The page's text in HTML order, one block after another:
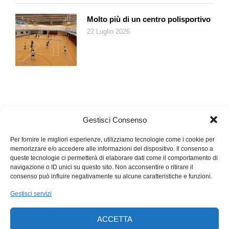
Gestisci Consenso
Per fornire le migliori esperienze, utilizziamo tecnologie come i cookie per
memorizzare e/o accedere alle informazioni del dispositivo. Il consenso a
queste tecnologie ci permetterà di elaborare dati come il comportamento di
navigazione o ID unici su questo sito. Non acconsentire o ritirare il
consenso può influire negativamente su alcune caratteristiche e funzioni.
Gestisci servizi
ACCETTA
Molto più di un centro polisportivo
22 Luglio 2026